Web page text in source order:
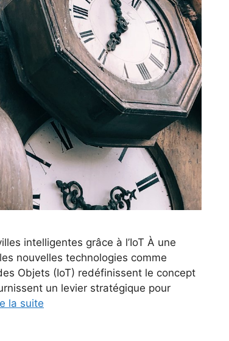
intelligentes grâce à l’IoT À une
nouvelles technologies comme
Objets (IoT) redéfinissent le concept
un levier stratégique pour
la suite